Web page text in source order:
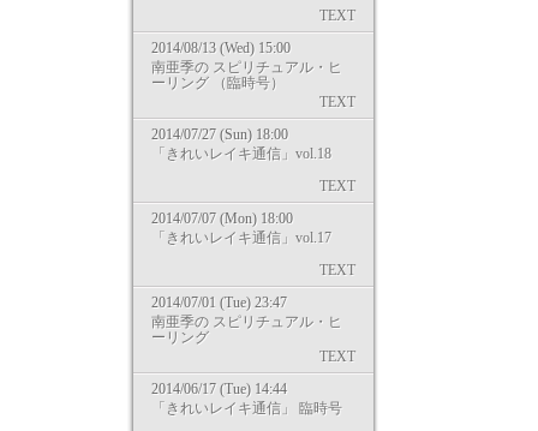
TEXT
2014/08/13 (Wed) 15:00
南亜季の スピリチュアル・ヒ
ーリング （臨時号）
TEXT
2014/07/27 (Sun) 18:00
「きれいレイキ通信」vol.18
TEXT
2014/07/07 (Mon) 18:00
「きれいレイキ通信」vol.17
TEXT
2014/07/01 (Tue) 23:47
南亜季の スピリチュアル・ヒ
ーリング
TEXT
2014/06/17 (Tue) 14:44
「きれいレイキ通信」 臨時号